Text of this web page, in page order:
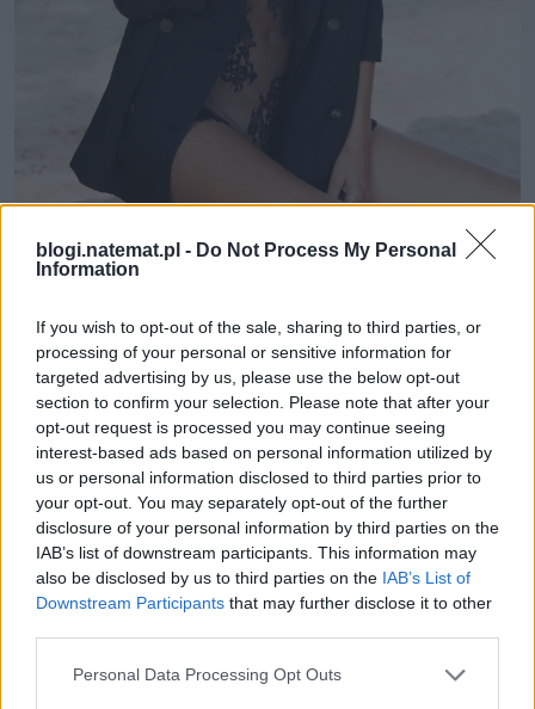
blogi.natemat.pl - Do Not Process My Personal
Information
If you wish to opt-out of the sale, sharing to third parties, or
processing of your personal or sensitive information for
targeted advertising by us, please use the below opt-out
section to confirm your selection. Please note that after your
opt-out request is processed you may continue seeing
interest-based ads based on personal information utilized by
us or personal information disclosed to third parties prior to
your opt-out. You may separately opt-out of the further
disclosure of your personal information by third parties on the
IAB’s list of downstream participants. This information may
also be disclosed by us to third parties on the IAB’s List of
Downstream Participants that may further disclose it to other
Personal Data Processing Opt Outs
Bo bycie modelką fashion, wbrew temu co myślą
niektórzy panowie nie jest o byciu obiektem
seksualnym. Aktorstwo nie jest o byciu obiektem
seksualnym. Praca w roli sekretarki czy kelnerki nie
jest o byciu młodą dziewczyną, która nic nie będzie
miała przeciwko seksistowskim komentarzom. Te
czasy się skończyły. O istnieniu zawodu hostessy nie
wspomnę.
Po paru latach mieszkania na walizkach, wyrosła
pod skrzydłami najlepszej agencji i w pracy z
najgłośniejszymi projektantami na Świecie
zamieszkałam z powrotem w Polsce...i znów